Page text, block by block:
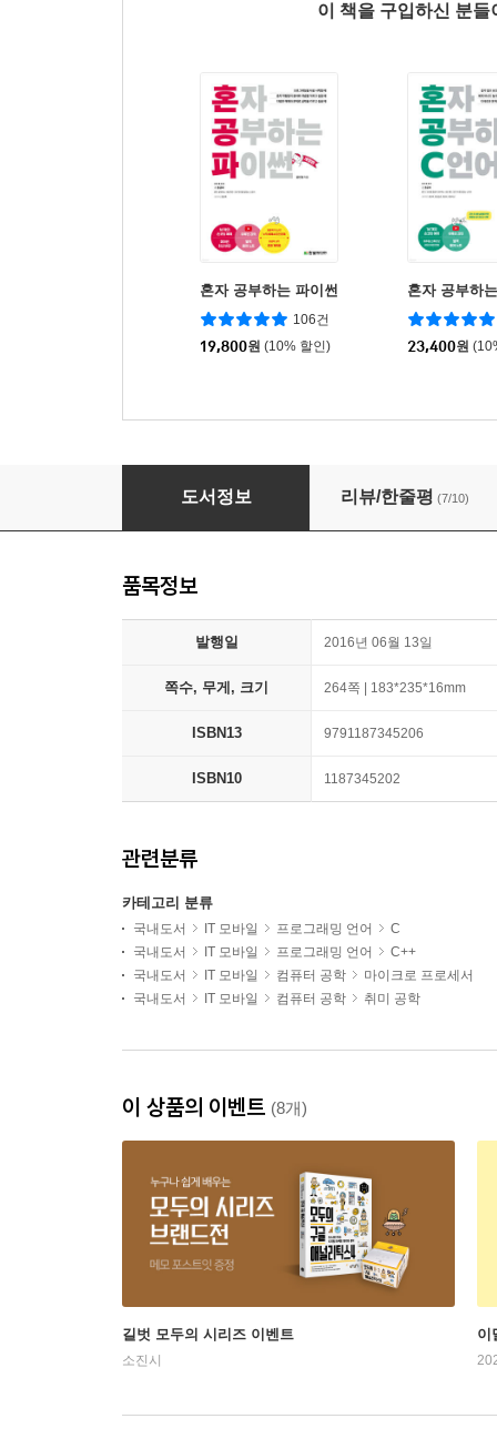
이 책을 구입하신 분
혼자 공부하는 파이썬
106건
19,800원 (10% 할인)
혼자 공부하
23,400원
모두의 아두이노
도서정보 리뷰/한줄평 (7/10)
품목정보
발행일 2016년 06월 13일
쪽수, 무게, 크기 264쪽 | 183*235*16mm
ISBN13 9791187345206
ISBN10 1187345202
관련분류
카테고리 분류
국내도서 IT 모바일 프로그래밍 언어
C
국내도서
IT 모바일 프로그래밍 언어
C++
국내도서
IT 모바일 컴퓨터 공학
마이크로 프로세서
국내도서
IT 모바일 컴퓨터 공학 취미 공학
이 상품의 이벤트 (8개)
길벗 모두의 시리즈 이벤트
소진시
이